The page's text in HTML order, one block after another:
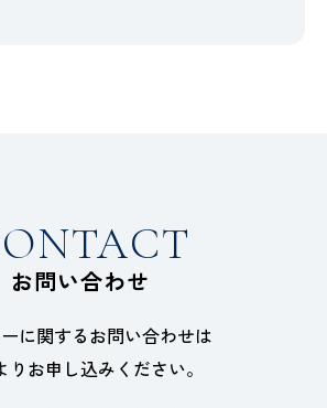
お問い合わせ
に関するお問い合わせは
りお申し込みください。